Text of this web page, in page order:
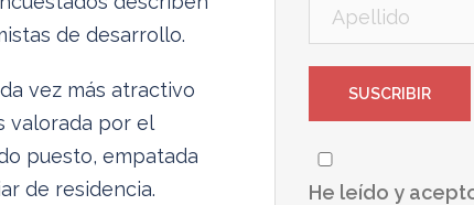
de desarrollo.
vez más atractivo
valorada por el
puesto, empatada
de residencia.
He leído y